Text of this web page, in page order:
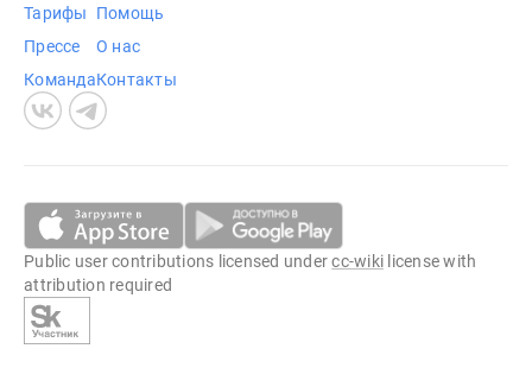
Тарифы
Прессе
Команда
Помощь
О нас
Контакты
Public user contributions licensed undercc-wiki license with
attribution required